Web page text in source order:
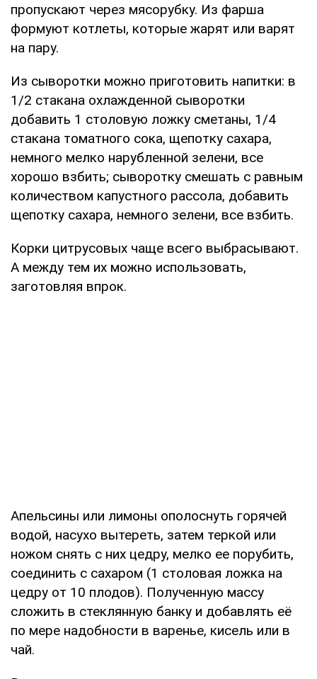
пропускают через мясорубку. Из фарша
формуют котлеты, которые жарят или варят
на пару.
Из сыворотки можно приготовить напитки: в
1/2 стакана охлажденной сыворотки
добавить 1 столовую ложку сметаны, 1/4
стакана томатного сока, щепотку сахара,
немного мелко нарубленной зелени, все
хорошо взбить; сыворотку смешать с равным
количеством капустного рассола, добавить
щепотку сахара, немного зелени, все взбить.
Корки цитрусовых чаще всего выбрасывают.
А между тем их можно использовать,
заготовляя впрок.
Апельсины или лимоны ополоснуть горячей
водой, насухо вытереть, затем теркой или
ножом снять с них цедру, мелко ее порубить,
соединить с сахаром (1 столовая ложка на
цедру от 10 плодов). Полученную массу
сложить в стеклянную банку и добавлять её
по мере надобности в варенье, кисель или в
чай.